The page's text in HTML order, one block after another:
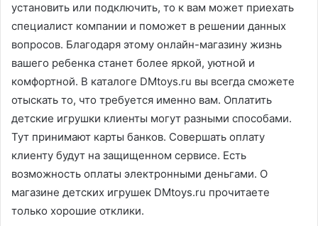
установить или подключить, то к вам может приехать
специалист компании и поможет в решении данных
вопросов. Благодаря этому онлайн-магазину жизнь
вашего ребенка станет более яркой, уютной и
комфортной. В каталоге DMtoys.ru вы всегда сможете
отыскать то, что требуется именно вам. Оплатить
детские игрушки клиенты могут разными способами.
Тут принимают карты банков. Совершать оплату
клиенту будут на защищенном сервисе. Есть
возможность оплаты электронными деньгами. О
магазине детских игрушек DMtoys.ru прочитаете
только хорошие отклики.